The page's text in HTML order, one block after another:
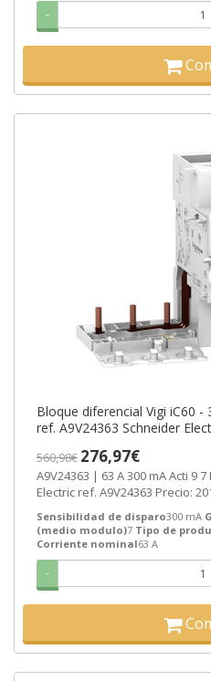
-
Bloque diferencial Vigi iC60 -
ref. A9V24363 Schneider
560,98€ 276,97€
A9V24363 | 63 A 300 mA Acti 9 7 Bloque Vigi de Schneider
Electric ref. A9V24363 Precio:
Sensibilidad de disparo300 mA
(medio modulo)7 Tipo de
Corriente nominal63 A
-